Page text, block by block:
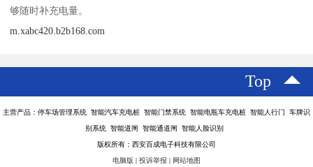
够随时补充电量。
m.xabc420.b2b168.com
Top
主营产品：停车场管理系统 智能汽车充电桩 智能门禁系统 智能电瓶车充电桩 智能人行门 车牌识
别系统 智能道闸 智能通道闸 智能人脸识别
版权所有：西安百成电子科技有限公司
电脑版 投诉举报 网站地图